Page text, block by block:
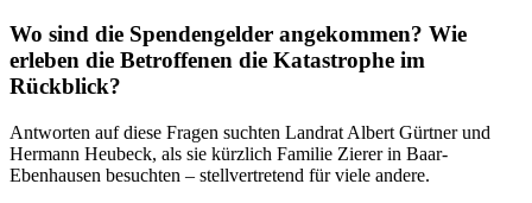
Wo sind die Spendengelder angekommen? Wie
erleben die Betroffenen die Katastrophe im
Rückblick?
Antworten auf diese Fragen suchten Landrat Albert Gürtner und
Hermann Heubeck, als sie kürzlich Familie Zierer in Baar-
Ebenhausen besuchten – stellvertretend für viele andere.